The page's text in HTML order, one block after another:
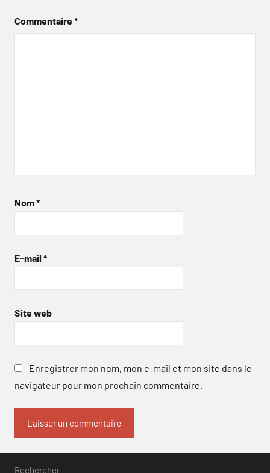
Commentaire*
Nom*
E-mail *
Site web
Enregistrer mon nom, mon e-mail et mon site dans le
navigateur pour mon prochain commentaire.
Rechercher